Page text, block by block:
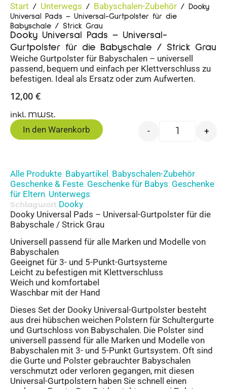
Start / Unterwegs / Babyschalen-Zubehör / Dooky
Universal Pads – Universal-Gurtpolster für die
Babyschale / Strick Grau
Dooky Universal Pads – Universal-
Gurtpolster für die Babyschale / Strick Grau
Weiche Gurtpolster für Babyschalen – universell
passend, bequem und einfach per Klettverschluss zu
befestigen. Ideal als Ersatz oder zum Aufwerten.
12,00 €
inkl. MWSt.
- +
In den Warenkorb
Alle Produkte, Babyartikel, Babyschalen-Zubehör,
Geschenke & Feste, Geschenke für Babys, Geschenke
für Eltern, Unterwegs
Schlagwort Dooky
Dooky Universal Pads – Universal-Gurtpolster für die
Babyschale / Strick Grau
Universell passend für alle Marken und Modelle von
Babyschalen
Geeignet für 3- und 5-Punkt-Gurtsysteme
Leicht zu befestigen mit Klettverschluss
Weich und komfortabel
Waschbar mit der Hand
Dieses Set der Dooky Universal-Gurtpolster besteht
aus drei hübschen weichen Polstern für Schultergurte
und Gurtschloss von Babyschalen. Die Polster sind
universell passend für alle Marken und Modelle von
Babyschalen mit 3- und 5-Punkt Gurtsystem. Oft sind
die Gurte und Polster gebrauchter Babyschalen
verschmutzt oder verloren gegangen, mit diesen
Universal-Gurtpolstern haben Sie schnell einen